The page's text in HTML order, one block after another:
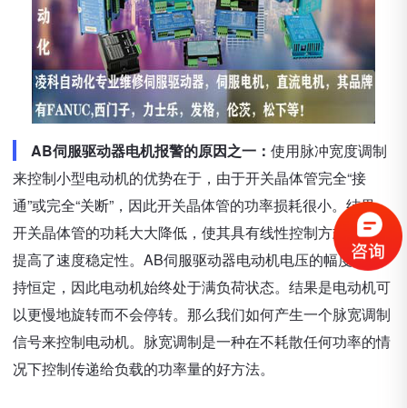
AB伺服驱动器电机报警的原因之一： 使用脉冲宽度调制
来控制小型电动机的优势在于，由于开关晶体管完全“接
通”或完全“关断”，因此开关晶体管的功率损耗很小。结果，
开关晶体管的功耗大大降低，使其具有线性控制方式，从而
提高了速度稳定性。AB伺服驱动器电动机电压的幅度也保
持恒定，因此电动机始终处于满负荷状态。结果是电动机可
以更慢地旋转而不会停转。那么我们如何产生一个脉宽调制
信号来控制电动机。脉宽调制是一种在不耗散任何功率的情
况下控制传递给负载的功率量的好方法。